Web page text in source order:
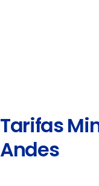
Tarifas
Andes